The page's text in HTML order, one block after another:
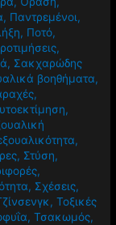
, Παντρεμένοι,
, Ποτό,
,
, Σακχαρώδης
βοηθήματα,
,
,
,
, Στύση,
,
, Σχέσεις,
,Τοξικές
,Τσακωμός,